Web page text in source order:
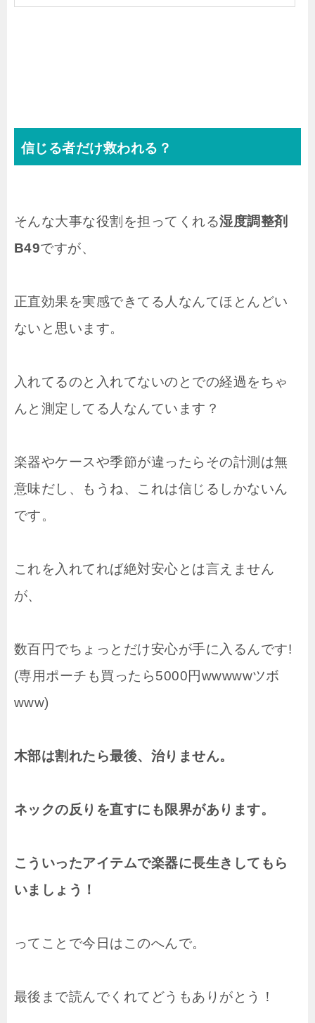
信じる者だけ救われる？
そんな大事な役割を担ってくれる湿度調整剤
B49ですが、
正直効果を実感できてる人なんてほとんどい
ないと思います。
入れてるのと入れてないのとでの経過をちゃ
んと測定してる人なんています？
楽器やケースや季節が違ったらその計測は無
意味だし、もうね、これは信じるしかないん
です。
これを入れてれば絶対安心とは言えません
が、
数百円でちょっとだけ安心が手に入るんです!
(専用ポーチも買ったら5000円wwwwwツボ
www)
木部は割れたら最後、治りません。
ネックの反りを直すにも限界があります。
こういったアイテムで楽器に長生きしてもら
いましょう！
ってことで今日はこのへんで。
最後まで読んでくれてどうもありがとう！